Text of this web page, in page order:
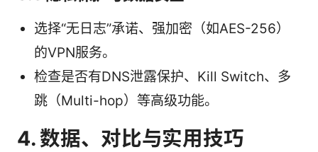
选择“无日志”承诺、强加密（如AES-256）
的VPN服务。
检查是否有DNS泄露保护、Kill Switch、多
跳（Multi-hop）等高级功能。
4. 数据、对比与实用技巧